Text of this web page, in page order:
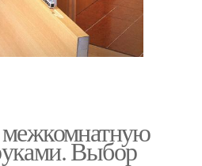
межкомнатную
Выбор